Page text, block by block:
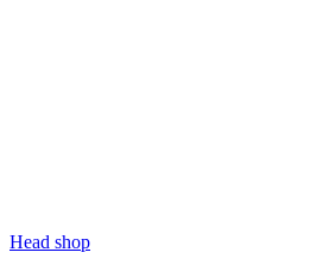
Head shop